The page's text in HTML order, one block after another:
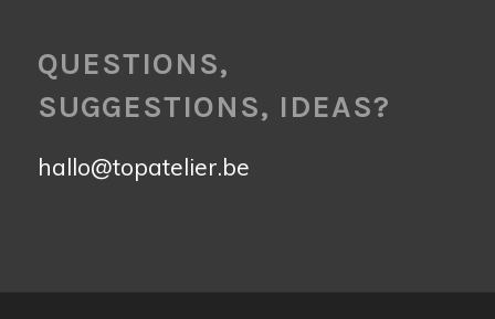
QUESTIONS,
SUGGESTIONS, IDEAS?
hallo@topatelier.be